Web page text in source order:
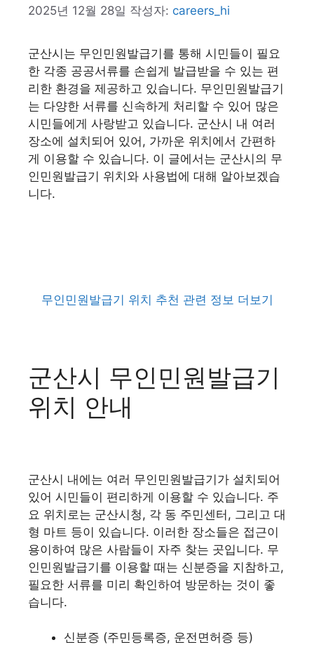
2025년 12월 28일 작성자: careers_hi
군산시는 무인민원발급기를 통해 시민들이 필요
한 각종 공공서류를 손쉽게 발급받을 수 있는 편
리한 환경을 제공하고 있습니다. 무인민원발급기
는 다양한 서류를 신속하게 처리할 수 있어 많은
시민들에게 사랑받고 있습니다. 군산시 내 여러
장소에 설치되어 있어, 가까운 위치에서 간편하
게 이용할 수 있습니다. 이 글에서는 군산시의 무
인민원발급기 위치와 사용법에 대해 알아보겠습
니다.
무인민원발급기 위치 추천 관련 정보 더보기
군산시 무인민원발급기
위치 안내
군산시 내에는 여러 무인민원발급기가 설치되어
있어 시민들이 편리하게 이용할 수 있습니다. 주
요 위치로는 군산시청, 각 동 주민센터, 그리고 대
형 마트 등이 있습니다. 이러한 장소들은 접근이
용이하여 많은 사람들이 자주 찾는 곳입니다. 무
인민원발급기를 이용할 때는 신분증을 지참하고,
필요한 서류를 미리 확인하여 방문하는 것이 좋
습니다.
신분증 (주민등록증, 운전면허증 등)